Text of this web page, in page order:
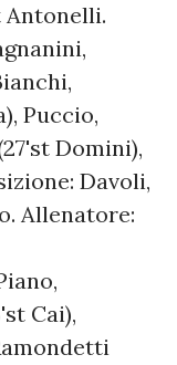
Antonelli.
Puccio,
Domini),
Davoli,
Allenatore:
Cai),